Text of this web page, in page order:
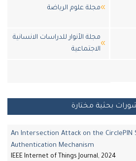
مجلة علوم الرياضة
مجلة الأنوار للدراسات الانسانية
الاجتماعية
مختارة
An Intersection Attack on the
Authentication Mechanism
IEEE Internet of Things Journal, 2024